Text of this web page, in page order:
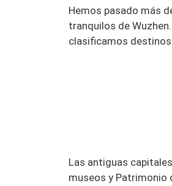
Hemos pasado más
tranquilos de
clasificamos destinos
Las antiguas
museos y Patrimonio